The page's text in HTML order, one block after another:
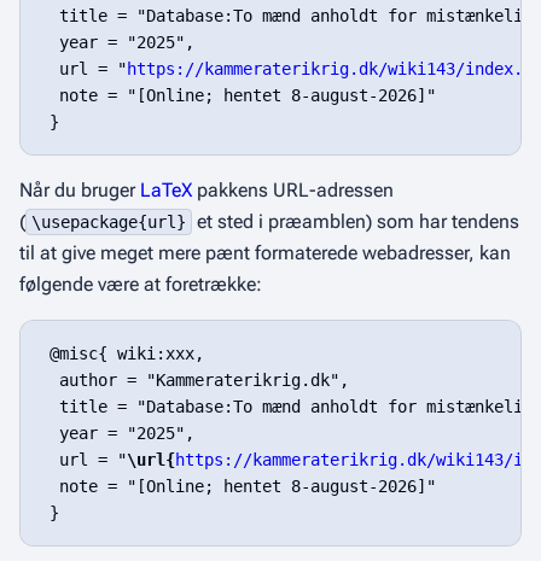
title = "Database:To mænd anholdt for
  year = "2025",
  url = "
https://kammeraterikrig.dk/wiki143/
  note = "[Online; hentet 8-august-2026]"
Når du bruger LaTeX pakkens URL-adressen
( \usepackage{url}
et sted i præamblen) som har tendens
til at give meget mere pænt formaterede webadresser, kan
følgende være at foretrække:
@misc{ wiki:xxx,
  author = "Kammeraterikrig.dk",
title = "Database:To mænd anholdt for
  year = "2025",
  url = "
\url{https://kammeraterikrig.dk/wiki143/
  note = "[Online; hentet 8-august-2026]"